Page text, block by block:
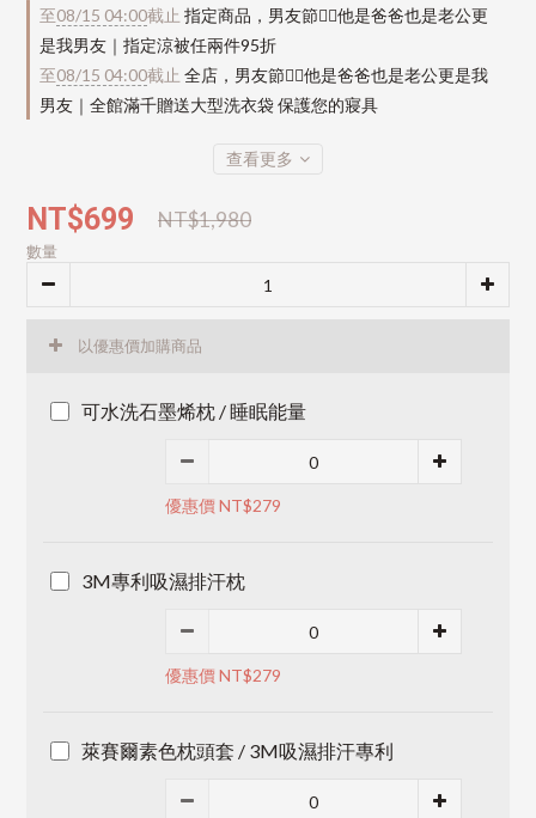
至08/15 04:00截止 指定商品，男友節👱‍♂️他是爸爸也是老公更
是我男友｜指定涼被任兩件95折
至08/15 04:00截止 全店，男友節👱‍♂️他是爸爸也是老公更是我
男友｜全館滿千贈送大型洗衣袋 保護您的寢具
查看更多
NT$699 NT$1,980
數量
以優惠價加購商品
可水洗石墨烯枕 / 睡眠能量
優惠價 NT$279
3M專利吸濕排汗枕
優惠價 NT$279
萊賽爾素色枕頭套 / 3M吸濕排汗專利